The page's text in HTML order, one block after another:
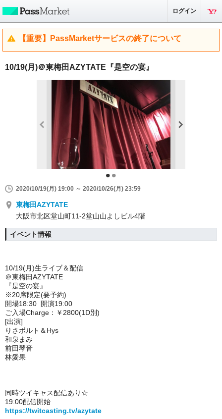
ログイン
【重要】PassMarketサービスの終了について
10/19(月)＠東梅田AZYTATE『是空の宴』
2020/10/19(月) 19:00 ～ 2020/10/26(月) 23:59
東梅田AZYTATE
大阪市北区堂山町11-2堂山山よしビル4階
イベント情報
10/19(月)生ライブ＆配信
＠東梅田AZYTATE
『是空の宴』
※20席限定(要予約)
開場18:30 開演19:00
ご入場Charge：￥2800(1D別)
[出演]
りさボルト＆Hys
和泉まみ
前田琴音
林愛果
同時ツイキャス配信あり☆
19:00配信開始
https://twitcasting.tv/azytate